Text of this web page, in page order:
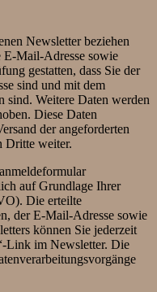
Newsletter beziehen
E-Mail-Adresse sowie
gestatten, dass Sie der
sind und mit dem
sind. Weitere Daten werden
Diese Daten
der angeforderten
Dritte weiter.
auf Grundlage Ihrer
Die erteilte
der E-Mail-Adresse sowie
können Sie jederzeit
Link im Newsletter. Die